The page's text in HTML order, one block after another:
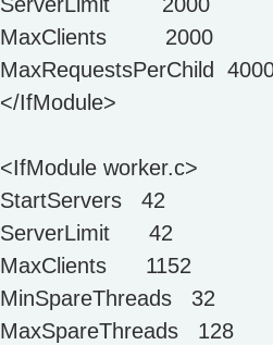
MaxClients 2000
MaxRequestsPerChild
</IfModule>
<IfModule worker.c>
StartServers 42
ServerLimit 42
MaxClients 1152
MinSpareThreads 32
MaxSpareThreads 128